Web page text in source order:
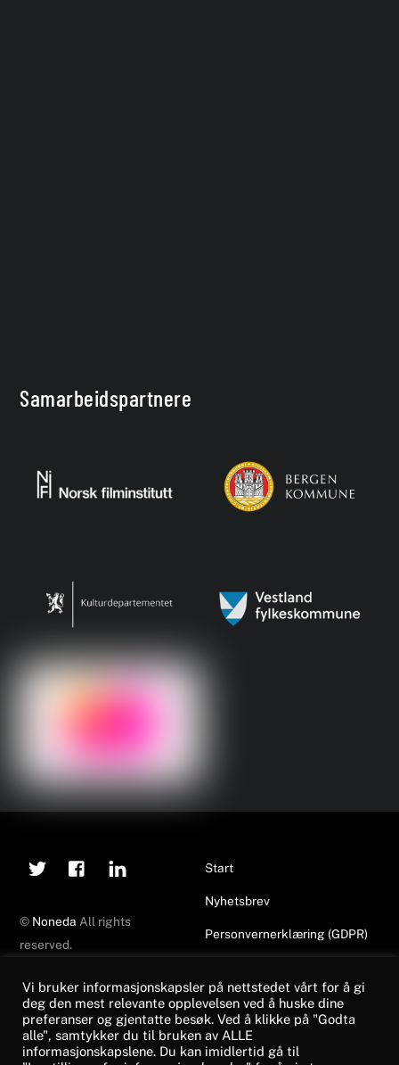
Samarbeidspartnere
Top
© NonedaAll rights
reserved.
Start
Nyhetsbrev
Personvernerklæring (GDPR)
Nyheter
Noneda på FutureWeek25!
NONEDA
contact@noneda.no
Vi bruker informasjonskapsler på nettstedet vårt for å gi
deg den mest relevante opplevelsen ved å huske dine
preferanser og gjentatte besøk. Ved å klikke på "Godta
alle", samtykker du til bruken av ALLE
informasjonskapslene. Du kan imidlertid gå til